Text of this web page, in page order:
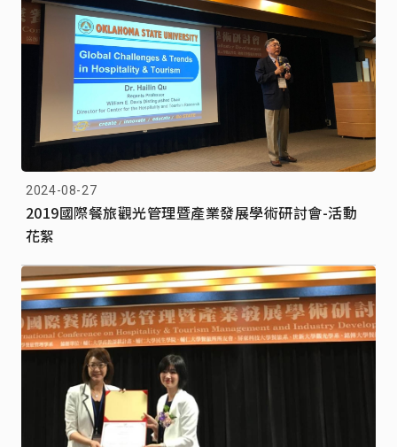
2024-08-27
2019國際餐旅觀光管理暨產業發展學術研討會-活動
花絮